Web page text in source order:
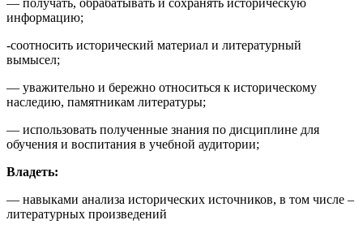
информацию;
-соотносить исторический материал и литературный
вымысел;
— уважительно и бережно относиться к историческому
наследию, памятникам литературы;
— использовать полученные знания по дисциплине для
обучения и воспитания в учебной аудитории;
Владеть:
— навыками анализа исторических источников, в том числе –
литературных произведений